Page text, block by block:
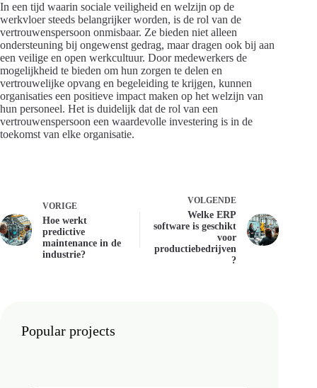
In een tijd waarin sociale veiligheid en welzijn op de
werkvloer steeds belangrijker worden, is de rol van de
vertrouwenspersoon onmisbaar. Ze bieden niet alleen
ondersteuning bij ongewenst gedrag, maar dragen ook bij aan
een veilige en open werkcultuur. Door medewerkers de
mogelijkheid te bieden om hun zorgen te delen en
vertrouwelijke opvang en begeleiding te krijgen, kunnen
organisaties een positieve impact maken op het welzijn van
hun personeel. Het is duidelijk dat de rol van een
vertrouwenspersoon een waardevolle investering is in de
toekomst van elke organisatie.
VORIGE
Hoe werkt
predictive
maintenance in de
industrie?
VOLGENDE
Welke ERP
software is geschikt
voor
productiebedrijven
?
Popular projects